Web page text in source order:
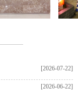
[2026-07-22]
[2026-06-22]